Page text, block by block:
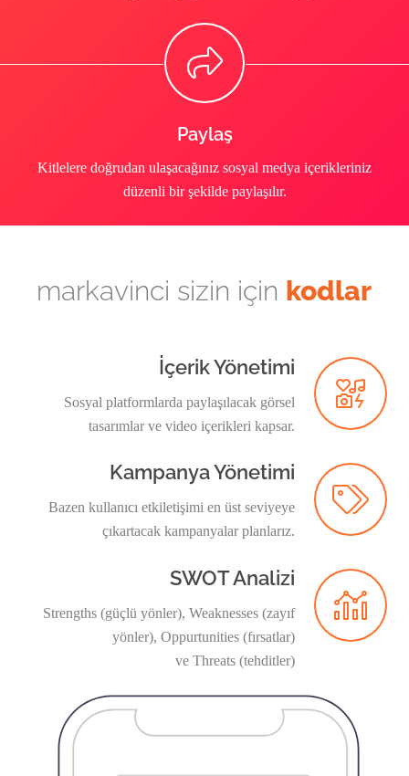
Paylaş
Kitlelere doğrudan ulaşacağınız sosyal medya içerikleriniz
düzenli bir şekilde paylaşılır.
markavinci sizin için kodlar
İçerik Yönetimi
Sosyal platformlarda paylaşılacak görsel
tasarımlar ve video içerikleri kapsar.
Kampanya Yönetimi
Bazen kullanıcı etkiletişimi en üst seviyeye
çıkartacak kampanyalar planlarız.
SWOT Analizi
Strengths (güçlü yönler), Weaknesses (zayıf
yönler), Oppurtunities (fırsatlar)
ve Threats (tehditler)